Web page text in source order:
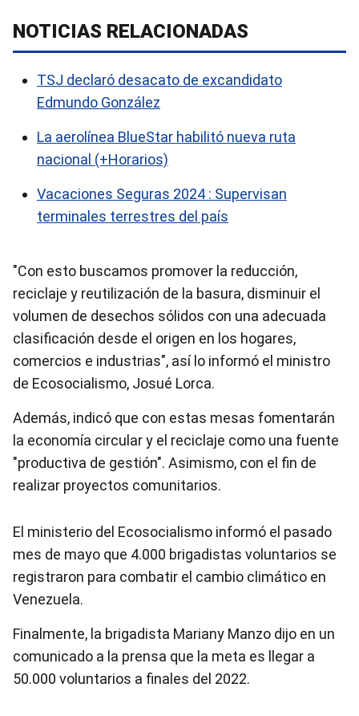
NOTICIAS RELACIONADAS
TSJ declaró desacato de excandidato
Edmundo González
La aerolínea BlueStar habilitó nueva ruta
nacional (+Horarios)
Vacaciones Seguras 2024 : Supervisan
terminales terrestres del país
"Con esto buscamos promover la reducción,
reciclaje y reutilización de la basura, disminuir el
volumen de desechos sólidos con una adecuada
clasificación desde el origen en los hogares,
comercios e industrias", así lo informó el ministro
de Ecosocialismo, Josué Lorca.
Además, indicó que con estas mesas fomentarán
la economía circular y el reciclaje como una fuente
"productiva de gestión". Asimismo, con el fin de
realizar proyectos comunitarios.
El ministerio del Ecosocialismo informó el pasado
mes de mayo que 4.000 brigadistas voluntarios se
registraron para combatir el cambio climático en
Venezuela.
Finalmente, la brigadista Mariany Manzo dijo en un
comunicado a la prensa que la meta es llegar a
50.000 voluntarios a finales del 2022.